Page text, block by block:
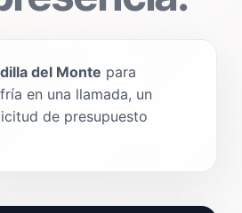
del Monte para
en una llamada, un
de presupuesto